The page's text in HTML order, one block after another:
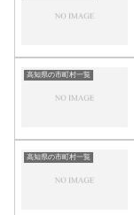
高知県の市町村一覧
高知県の市町村一覧